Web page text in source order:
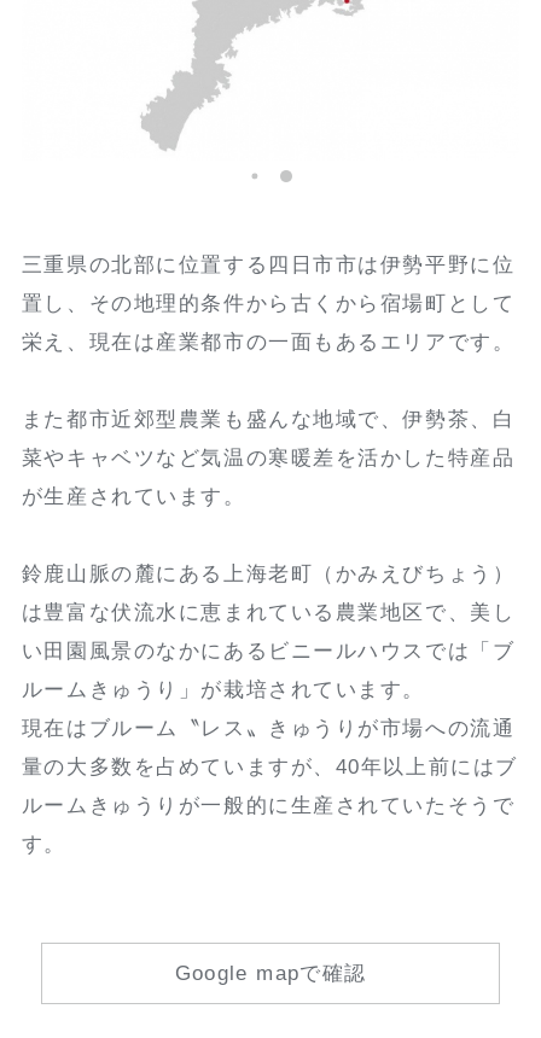
三重県の北部に位置する四日市市は伊勢平野に位
置し、その地理的条件から古くから宿場町として
栄え、現在は産業都市の一面もあるエリアです。
また都市近郊型農業も盛んな地域で、伊勢茶、白
菜やキャベツなど気温の寒暖差を活かした特産品
が生産されています。
鈴鹿山脈の麓にある上海老町（かみえびちょう）
は豊富な伏流水に恵まれている農業地区で、美し
い田園風景のなかにあるビニールハウスでは「ブ
ルームきゅうり」が栽培されています。
現在はブルーム〝レス〟きゅうりが市場への流通
量の大多数を占めていますが、40年以上前にはブ
ルームきゅうりが一般的に生産されていたそうで
す。
Google mapで確認